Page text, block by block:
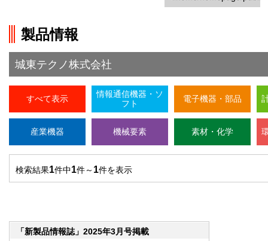
製品情報
城東テクノ株式会社
すべて表示
情報通信機器・ソ
フト
電子機器・部品
産業機器 機械要素 素材・化学
検索結果1件中1件～ 1件を表示
「新製品情報誌」2025年3月号掲載